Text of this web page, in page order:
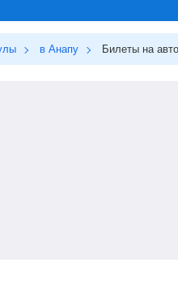
в Анапу Билеты на